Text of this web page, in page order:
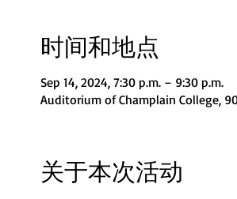
时间和地点
Sep 14, 2024, 7:30 p.m. – 9:30 p.m.
Auditorium of Champlain College,
关于本次活动